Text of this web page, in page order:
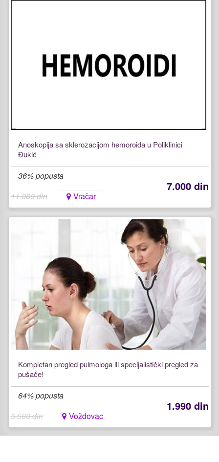
Anoskopija sa sklerozacijom hemoroida u Poliklinici
Đukić
36% popusta
7.000 din
11.000 din Vračar
Kompletan pregled pulmologa ili specijalistički pregled za
pušače!
64% popusta
1.990 din
5.500 din Voždovac